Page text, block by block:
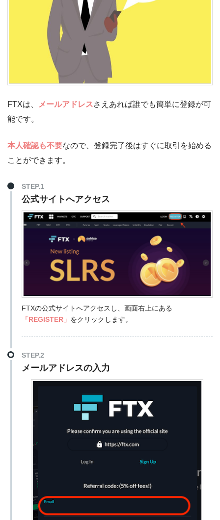
FTXは、 メールアドレス さえあれば誰でも簡単に登録が可
能です。
本人確認も不要なので、登録完了後はすぐに取引を始める
ことができます。
STEP.1
公式サイトへアクセス
FTXの公式サイトへアクセスし、画面右上にある
「REGISTER」 をクリックします。
STEP.2
メールアドレスの入力